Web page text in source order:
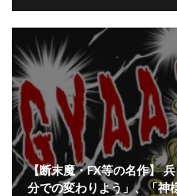
【断末魔・FX等の名作】
分での変わりよう」、「神